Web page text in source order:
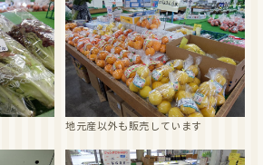
地元産以外も販売しています